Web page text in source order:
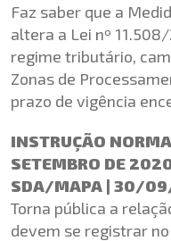
Faz saber que a
altera a Lei nº
regime tributário,
Zonas de
prazo de vigência
INSTRUÇÃO
SETEMBRO DE
SDA/MAPA | 30/
Torna pública a
devem se registrar